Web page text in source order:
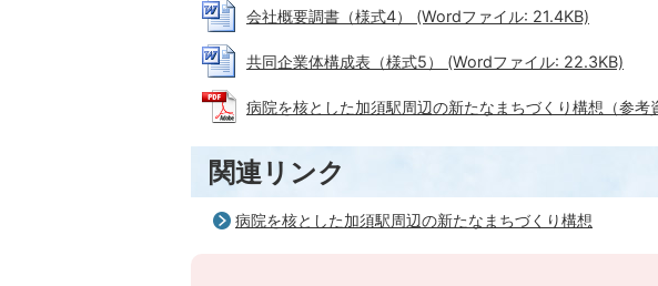
会社概要調書（様式4） (Wordファイル: 21.4KB)
共同企業体構成表（様式5） (Wordファイル: 22.3KB)
病院を核とした加須駅周辺の新たなまちづくり構想（参考
関連リンク
病院を核とした加須駅周辺の新たなまちづくり構想